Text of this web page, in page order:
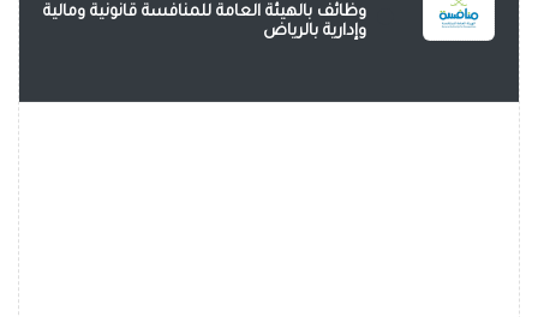
وظائف بالهيئة العامة للمنافسة قانونية ومالية
وإدارية بالرياض